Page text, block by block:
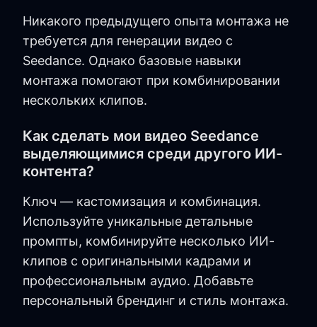
Никакого предыдущего опыта монтажа не
требуется для генерации видео с
Seedance. Однако базовые навыки
монтажа помогают при комбинировании
нескольких клипов.
Как сделать мои видео Seedance
выделяющимися среди другого ИИ-
контента?
Ключ — кастомизация и комбинация.
Используйте уникальные детальные
промпты, комбинируйте несколько ИИ-
клипов с оригинальными кадрами и
профессиональным аудио. Добавьте
персональный брендинг и стиль монтажа.